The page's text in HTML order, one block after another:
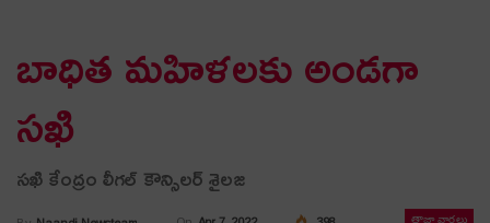
బాధిత మ‌హిళ‌ల‌కు అండ‌గా
స‌ఖి
స‌ఖి కేంద్రం లీగ‌ల్ కౌన్సిల‌ర్ శైల‌జ‌
తాజా వార్తలు